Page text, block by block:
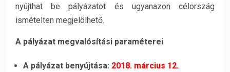
nyújthat be pályázatot és ugyanazon célország
ismételten megjelölhető.
A pályázat megvalósítási paraméterei
A pályázat benyújtása: 2018. március 12.